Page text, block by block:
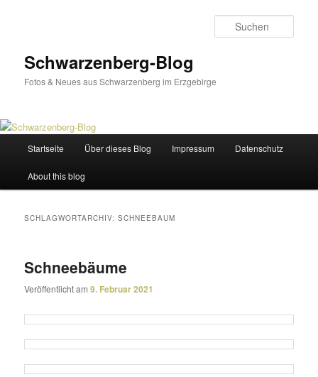
Schwarzenberg-Blog
Fotos & Neues aus Schwarzenberg im Erzgebirge
Startseite Über dieses Blog Impressum Datenschutz
About this blog
SCHLAGWORTARCHIV:SCHNEEBAUM
Schneebäume
Veröffentlicht am9. Februar 2021